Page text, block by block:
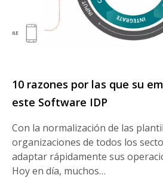
10 razones por las que su
este Software IDP
Con la normalización de las
organizaciones de todos los
adaptar rápidamente sus
Hoy en día, muchos…